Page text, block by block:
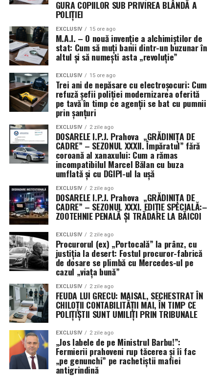
Ce urmează după investigație?
Durata unui RMN variază în funcție de zona examinată.
În general, investigația poate dura între 20 și 60 de
minute. După examinare, îți poți relua activitățile
obișnuite, dacă nu ai primit sedativ.
Rezultatul este interpretat de medicul radiolog, iar
concluziile trebuie discutate ulterior cu medicul
trimițător. În funcție de rezultat, medicul poate
recuperare medicală;
fizioterapie sau kinetoterapie;
tratament medicamentos;
infiltrații;
monitorizare sau evaluare chirurgicală, dacă situația
o impune.
RMN-ul este un instrument valoros atunci când este
recomandat corect și integrat într-un plan medical
complet. Pregătirea atentă, comunicarea cu echipa
medicală și interpretarea rezultatului de către specialist
ajută la alegerea celor mai potriviți pași pentru
sănătatea ta.
Disclaimer
: Acest articol are scop informativ și nu
înlocuiește consultul medical sau recomandările
personalizate ale medicului.
Surse de informare:
Senatul urmează să voteze rezoluția în această
săptămână, înainte de începerea vacanței de august.
Camera Reprezentanților, deja în pauză, și-a adoptat
propria variantă pe 21 iulie. Cele două texte vor trebui
fie unificate, fie una dintre camere va trebui să adopte
varianta celeilalte, pentru ca proiectul să ajungă pe
masa președintelui Donald Trump.
Președinta Comisiei de buget din Senat, Susan Collins, a
descris rezoluția drept „un pas important” pentru
evitarea închiderii guvernului, în timp ce senatoarea
Patty Murray a salutat faptul că textul limitează cererile
de noi fonduri și flexibilități pentru Pentagon.
GURA COPIILOR SUB PRIVIREA BLÂNDĂ A
POLIȚIEI
EXCLUSIV 15 ore ago
M.A.I. – O nouă invenție a alchimiștilor de
stat: Cum să muți banii dintr-un buzunar în
altul și să numești asta „revoluție”
EXCLUSIV 15 ore ago
Trei ani de nepăsare cu electroșocuri: Cum
refuză șefii poliției modernizarea oferită
pe tavă în timp ce agenții se bat cu pumnii
prin șanțuri
EXCLUSIV 2 zile ago
DOSARELE I.P.J. Prahova „GRĂDINIȚA DE
CADRE” – SEZONUL XXXII. Împăratul” fără
coroană al xanaxului: Cum a rămas
incompatibilul Marcel Bălan cu buza
umflată și cu DGIPI-ul la ușă
EXCLUSIV 2 zile ago
DOSARELE I.P.J. Prahova „GRĂDINIȚA DE
CADRE” – SEZONUL XXXI. EDIȚIE SPECIALĂ:–
ZOOTEHNIE PENALĂ ȘI TRĂDARE LA BĂICOI
EXCLUSIV 2 zile ago
Procurorul (ex) „Portocală” la prânz, cu
justiția la desert: Fostul procuror-fabrică
de dosare se plimbă cu Mercedes-ul pe
cazul „viața bună”
EXCLUSIV 2 zile ago
FEUDA LUI GRECU: MAISAL, SECHESTRAT ÎN
CHILOȚII CONTABILITĂȚII MAI, ÎN TIMP CE
POLIȚIȘTII SUNT UMILIȚI PRIN TRIBUNALE
EXCLUSIV 2 zile ago
„Jos labele de pe Ministrul Barbu!”:
Fermierii prahoveni rup tăcerea și îi fac
„pe genunchi” pe rachetiștii mafiei
antigrindină